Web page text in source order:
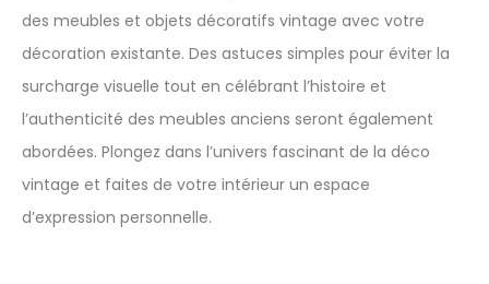
des meubles et objets décoratifs vintage avec votre
décoration existante. Des astuces simples pour éviter la
surcharge visuelle tout en célébrant l’histoire et
l’authenticité des meubles anciens seront également
abordées. Plongez dans l’univers fascinant de la déco
vintage et faites de votre intérieur un espace
d’expression personnelle.